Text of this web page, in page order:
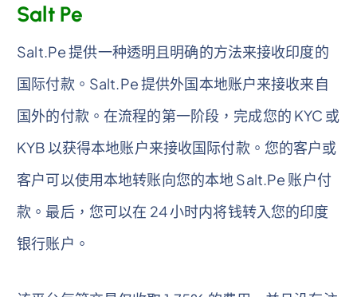
Salt Pe
Salt.Pe 提供一种透明且明确的方法来接收印度的
国际付款。Salt.Pe 提供外国本地账户来接收来自
国外的付款。在流程的第一阶段，完成您的 KYC 或
KYB 以获得本地账户来接收国际付款。您的客户或
客户可以使用本地转账向您的本地 Salt.Pe 账户付
款。最后，您可以在 24 小时内将钱转入您的印度
银行账户。